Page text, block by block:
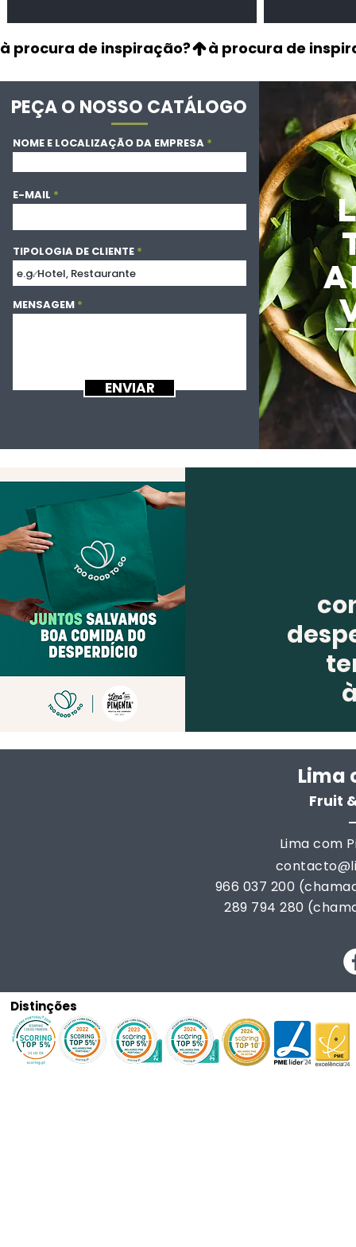
à procura de inspiração?
PEÇA O NOSSO CATÁLOGO
NOME E LOCALIZAÇÃO DA EMPRESA
E-MAIL
TIPOLOGIA DE CLIENTE
MENSAGEM
ENVIAR
Lima
Fruit
Lima com
966 037 200
289 794 280
Distinções